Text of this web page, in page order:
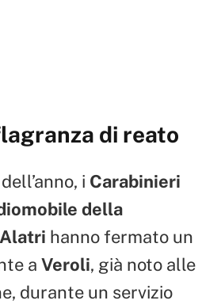
di reato
i Carabinieri
della
hanno fermato un
a Veroli, già noto alle
durante un servizio